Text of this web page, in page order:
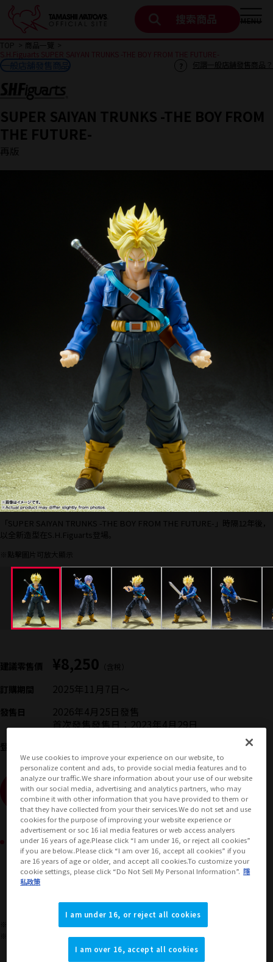
搜索商品 MENU
TOP
商品一覽
S.H.Figuarts SUPER SAIYAN TRUNKS -THE BOY FROM THE FUTURE-
SUPER SAIYAN TRUNKS -THE BOY FROM
THE FUTURE-
再版
一般店舖發售商品 何謂一般店舖發售商品？
「SUPER SAIYAN TRUNKS -THE BOY FROM THE FUTURE-」時隔12年後，
以全新造型在S.H.Figuarts登場。
※點擊圖片可放大顯示
建議零售價 ¥8,250 （含稅）
訂購期間 2025年11月7日 〜
發售日 2026年4月25日 發售
首次發售發售日：2023年4月29日
登場作品
查看販售網站（顯示彈出視窗）
可購買的地區
JAPAN
（顯示彈出視窗） ASIA
（顯示彈出視窗） USA
（顯示彈出視窗）
※本商品的適用年齡層為15歲以上人士。
※上述發售資訊僅適用於日本地區，日本以外地區的販售情況，請查詢各地區資訊。
We use cookies to improve your experience on our website, to
personalize content and ads, to provide social media features and to
analyze our traffic.We share information about your use of our website
with our social media, advertising and analytics partners, who may
combine it with other information that you have provided to them or
that they have collected from your their services.We do not set and use
cookies for the purpose of improving your website experience or
advertisement or soc 16 ial media features or web access analyers
under 16 years of age.Please click “I am under 16, or reject all cookies”
if you are below..Please click “I am over 16, accept all cookies” if you
are 16 years of age or older, and accept all cookies.To customize your
cookie settings, please click “Do Not Sell My Personal Information”. 隱
私政策
I am under 16, or reject all cookies
I am over 16, accept all cookies